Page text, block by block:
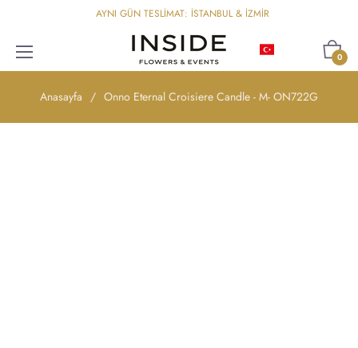
AYNI GÜN TESLİMAT: İSTANBUL & İZMİR
Sepet
0
Anasayfa / Onno Eternal Croisiere Candle - M- ON722G